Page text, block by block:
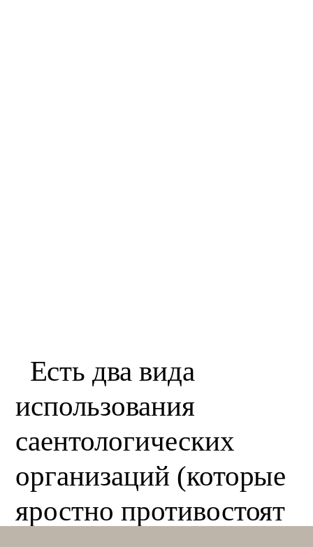
Есть два вида
использования
саентологических
организаций (которые
яростно противостоят